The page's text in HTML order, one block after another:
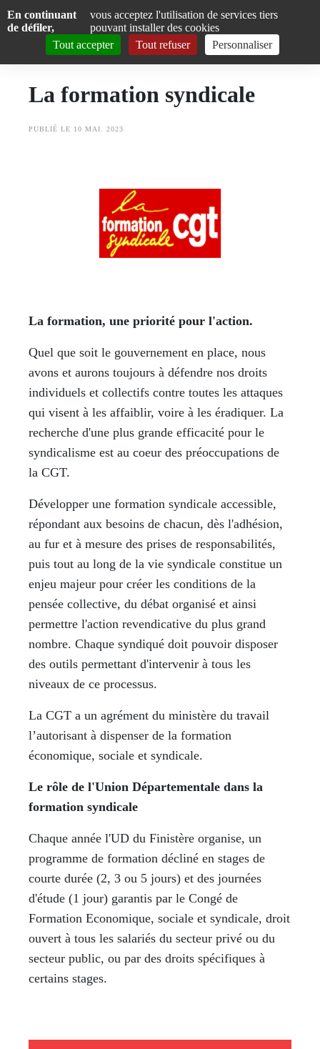
Aller
au
CGT Finistère
La CGT Finistère
Actualités
Ressources militantes
You
are
here
La formation syndicale
PUBLIÉ LE 10 MAI. 2023
La formation, une priorité pour l'action.
Quel que soit le gouvernement en place, nous
avons et aurons toujours à défendre nos droits
individuels et collectifs contre toutes les attaques
qui visent à les affaiblir, voire à les éradiquer. La
recherche d'une plus grande efficacité pour le
syndicalisme est au coeur des préoccupations de
la CGT.
Développer une formation syndicale accessible,
répondant aux besoins de chacun, dès l'adhésion,
au fur et à mesure des prises de responsabilités,
puis tout au long de la vie syndicale constitue un
enjeu majeur pour créer les conditions de la
pensée collective, du débat organisé et ainsi
permettre l'action revendicative du plus grand
nombre. Chaque syndiqué doit pouvoir disposer
des outils permettant d'intervenir à tous les
niveaux de ce processus.
La CGT a un agrément du ministère du travail
l’autorisant à dispenser de la formation
économique, sociale et syndicale.
Le rôle de l'Union Départementale dans la
formation syndicale
Chaque année l'UD du Finistère organise, un
programme de formation décliné en stages de
courte durée (2, 3 ou 5 jours) et des journées
d'étude (1 jour) garantis par le Congé de
Formation Economique, sociale et syndicale, droit
ouvert à tous les salariés du secteur privé ou du
secteur public, ou par des droits spécifiques à
certains stages.
Panneau de gestion des cookies
En continuant
de défiler,
vous acceptez l'utilisation de services tiers
pouvant installer des cookies
Tout accepter
Tout refuser Personnaliser